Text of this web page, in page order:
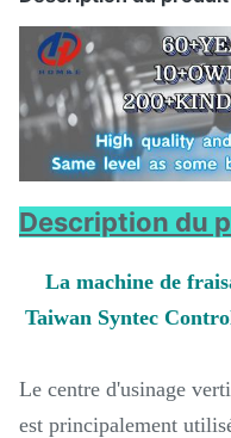
Description du
La machine de
Taiwan Syntec
Le centre d'usinage
est principalement